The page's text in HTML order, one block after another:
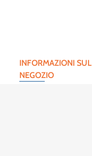
INFORMAZIONI SUL
NEGOZIO